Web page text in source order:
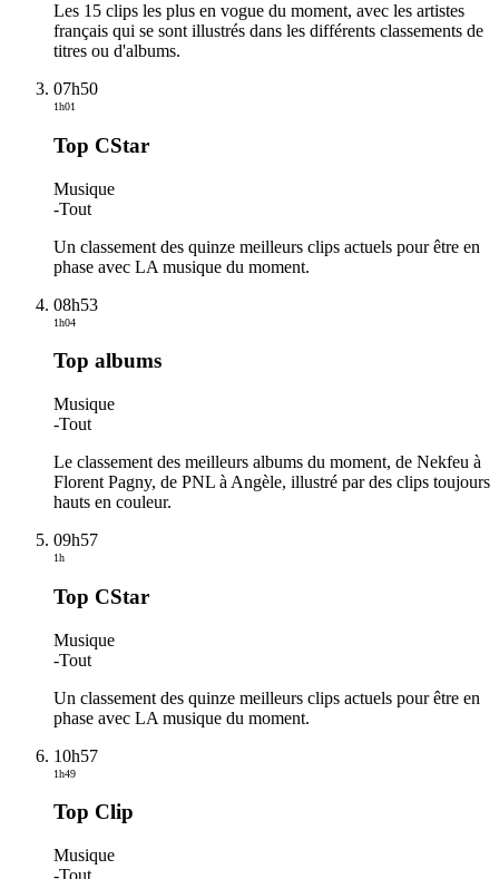
Les 15 clips les plus en vogue du moment, avec les artistes
français qui se sont illustrés dans les différents classements de
titres ou d'albums.
07h50
1h01
Top CStar
Musique
-Tout
Un classement des quinze meilleurs clips actuels pour être en
phase avec LA musique du moment.
08h53
1h04
Top albums
Musique
-Tout
Le classement des meilleurs albums du moment, de Nekfeu à
Florent Pagny, de PNL à Angèle, illustré par des clips toujours
hauts en couleur.
09h57
1h
Top CStar
Musique
-Tout
Un classement des quinze meilleurs clips actuels pour être en
phase avec LA musique du moment.
10h57
1h49
Top Clip
Musique
-Tout